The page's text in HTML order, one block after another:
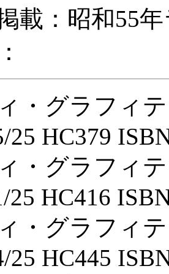
：昭和55年
・グラフィ
25 HC379
・グラフィ
25 HC416
・グラフィ
25 HC445